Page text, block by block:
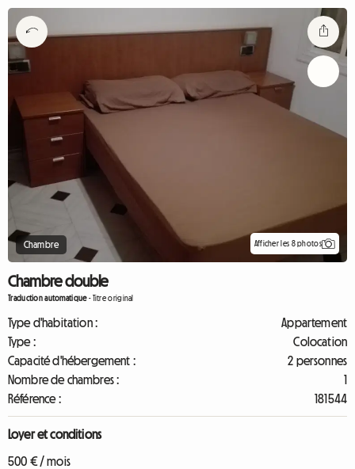
Chambre Afficher les 8 photos
Chambre double
Traduction automatique-Titre original
Type d'habitation :
Appartement
Type :
Colocation
Capacité d'hébergement :
2 personnes
Nombre de chambres :
1
Référence :
181544
Loyer et conditions
500 € / mois